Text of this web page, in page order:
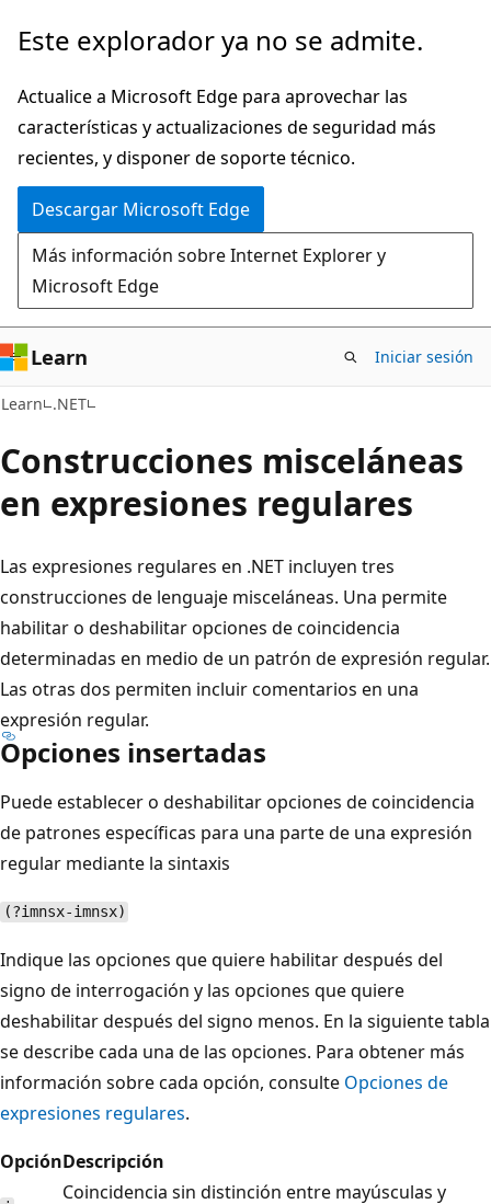
Ir
contenido
principal
Este explorador ya no se admite.
Actualice a Microsoft Edge para aprovechar las
características y actualizaciones de seguridad más
recientes, y disponer de soporte técnico.
Descargar Microsoft Edge
Más información sobre Internet Explorer y
Microsoft Edge
Learn Iniciar sesión
Learn .NET
Construcciones misceláneas
en expresiones regulares
Las expresiones regulares en .NET incluyen tres
construcciones de lenguaje misceláneas. Una permite
habilitar o deshabilitar opciones de coincidencia
determinadas en medio de un patrón de expresión regular.
Las otras dos permiten incluir comentarios en una
expresión regular.
Opciones insertadas
Puede establecer o deshabilitar opciones de coincidencia
de patrones específicas para una parte de una expresión
regular mediante la sintaxis
(?imnsx-imnsx)
Indique las opciones que quiere habilitar después del
signo de interrogación y las opciones que quiere
deshabilitar después del signo menos. En la siguiente tabla
se describe cada una de las opciones. Para obtener más
información sobre cada opción, consulte Opciones de
expresiones regulares.
OpciónDescripción
Coincidencia sin distinción entre mayúsculas y